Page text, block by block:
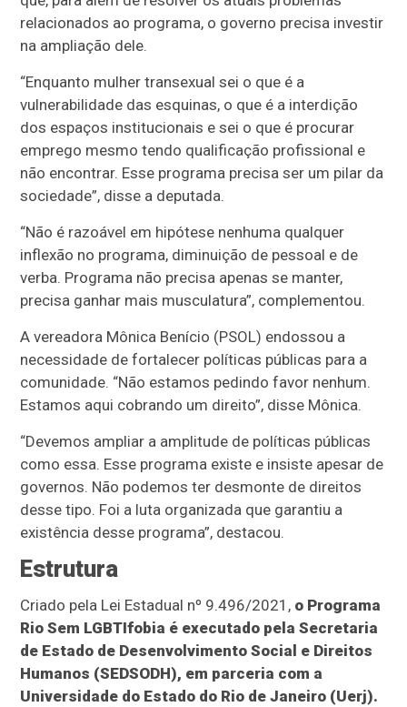
relacionados ao programa, o governo precisa investir
na ampliação dele.
“Enquanto mulher transexual sei o que é a
vulnerabilidade das esquinas, o que é a interdição
dos espaços institucionais e sei o que é procurar
emprego mesmo tendo qualificação profissional e
não encontrar. Esse programa precisa ser um pilar da
sociedade”, disse a deputada.
“Não é razoável em hipótese nenhuma qualquer
inflexão no programa, diminuição de pessoal e de
verba. Programa não precisa apenas se manter,
precisa ganhar mais musculatura”, complementou.
A vereadora Mônica Benício (PSOL) endossou a
necessidade de fortalecer políticas públicas para a
comunidade. “Não estamos pedindo favor nenhum.
Estamos aqui cobrando um direito”, disse Mônica.
“Devemos ampliar a amplitude de políticas públicas
como essa. Esse programa existe e insiste apesar de
governos. Não podemos ter desmonte de direitos
desse tipo. Foi a luta organizada que garantiu a
existência desse programa”, destacou.
Estrutura
Criado pela Lei Estadual nº 9.496/2021, o Programa
Rio Sem LGBTIfobia é executado pela Secretaria
de Estado de Desenvolvimento Social e Direitos
Humanos (SEDSODH), em parceria com a
Universidade do Estado do Rio de Janeiro (Uerj).